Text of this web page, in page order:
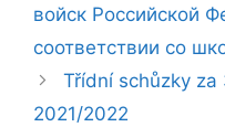
войск Российской
соответствии со
Třídní schůzky
2021/2022